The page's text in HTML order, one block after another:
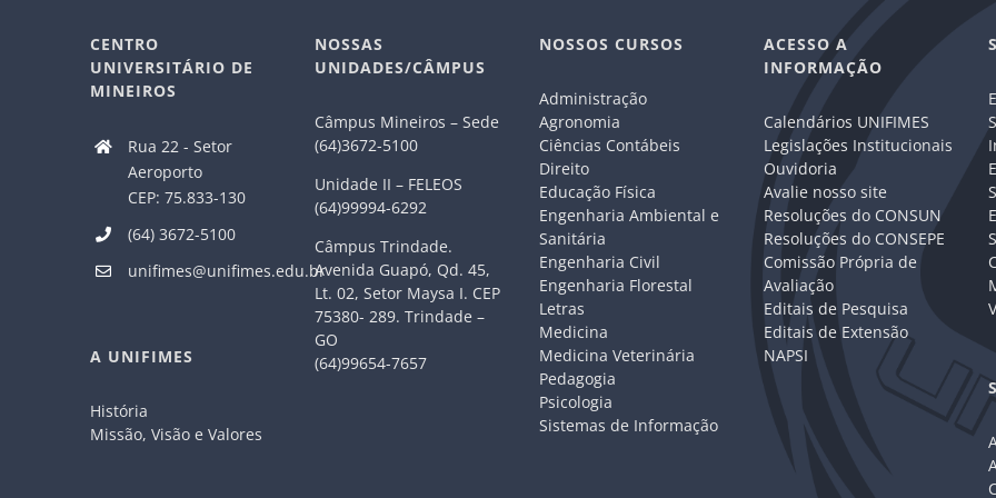
CENTRO
UNIVERSITÁRIO DE
MINEIROS
Rua 22 - Setor
Aeroporto
CEP: 75.833-130
(64) 3672-5100
unifimes@unifimes.edu.br
A UNIFIMES
História
Missão, Visão e Valores
NOSSAS
UNIDADES/CÂMPUS
Câmpus Mineiros – Sede
(64)3672-5100
Unidade II – FELEOS
(64)99994-6292
Câmpus Trindade.
Avenida Guapó, Qd. 45,
Lt. 02, Setor Maysa I. CEP
75380- 289. Trindade –
GO
(64)99654-7657
NOSSOS CURSOS
Administração
Agronomia
Ciências Contábeis
Direito
Educação Física
Engenharia Ambiental e
Sanitária
Engenharia Civil
Engenharia Florestal
Letras
Medicina
Medicina Veterinária
Pedagogia
Psicologia
Sistemas de Informação
ACESSO A
INFORMAÇÃO
Calendários UNIFIMES
Legislações Institucionais
Ouvidoria
Avalie nosso site
Resoluções do CONSUN
Resoluções do CONSEPE
Comissão Própria de
Avaliação
Editais de Pesquisa
Editais de Extensão
NAPSI